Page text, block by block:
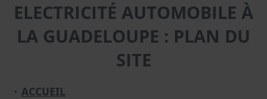
ELECTRICITÉ AUTOMOBILE À
LA GUADELOUPE : PLAN DU
SITE
ACCUEIL